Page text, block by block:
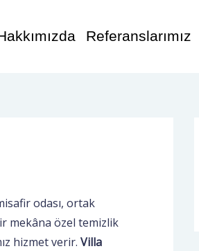
Referanslarımız
odası, ortak
mekâna özel temizlik
hizmet verir. Villa